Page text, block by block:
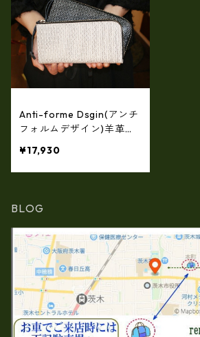
Anti-forme Dsgin(アンチ
フォルムデザイン)羊革フ
L字長財布 af-29900056
¥17,930
BLOG